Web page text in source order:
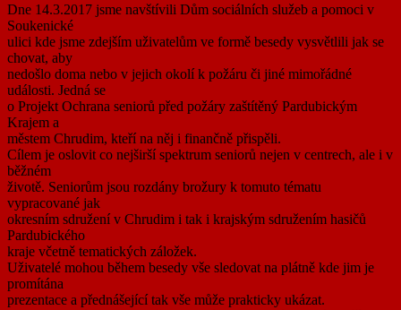
Dne 14.3.2017 jsme navštívili Dům sociálních služeb a pomoci v
Soukenické
ulici kde jsme zdejším uživatelům ve formě besedy vysvětlili jak se
chovat, aby
nedošlo doma nebo v jejich okolí k požáru či jiné mimořádné
události. Jedná se
o Projekt Ochrana seniorů před požáry zaštítěný Pardubickým
Krajem a
městem Chrudim, kteří na něj i finančně přispěli.
Cílem je oslovit co nejširší spektrum seniorů nejen v centrech, ale i v
běžném
životě. Seniorům jsou rozdány brožury k tomuto tématu
vypracované jak
okresním sdružení v Chrudim i tak i krajským sdružením hasičů
Pardubického
kraje včetně tematických záložek.
Uživatelé mohou během besedy vše sledovat na plátně kde jim je
promítána
prezentace a přednášející tak vše může prakticky ukázat.